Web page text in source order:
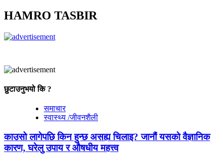
HAMRO TASBIR
छुटाउनुभयो कि ?
समाचार
स्वास्थ्य /जीवनशैली
काउसो लागेपछि किन हुन्छ असह्य चिलाइ? जानौं यसको वैज्ञानिक
कारण, घरेलु उपाय र औषधीय महत्त्व